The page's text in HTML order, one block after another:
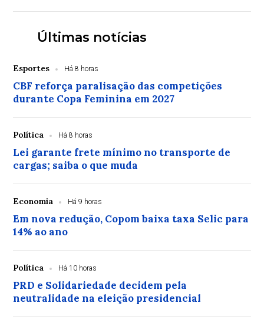
Últimas notícias
Esportes Há 8 horas
CBF reforça paralisação das competições
durante Copa Feminina em 2027
Política Há 8 horas
Lei garante frete mínimo no transporte de
cargas; saiba o que muda
Economia Há 9 horas
Em nova redução, Copom baixa taxa Selic para
14% ao ano
Política Há 10 horas
PRD e Solidariedade decidem pela
neutralidade na eleição presidencial